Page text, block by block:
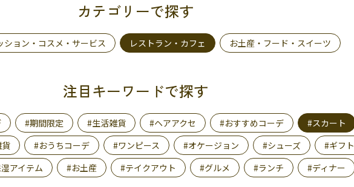
カテゴリーで探す
ション・コスメ・サービス レストラン・カフェ お土産・フード・スイーツ
注目キーワードで探す
#期間限定 #生活雑貨 #ヘアアクセ #おすすめコーデ #スカート
#おうちコーデ #ワンピース #オケージョン #シューズ #ギフト
アイテム #お土産 #テイクアウト #グルメ #ランチ #ディナー